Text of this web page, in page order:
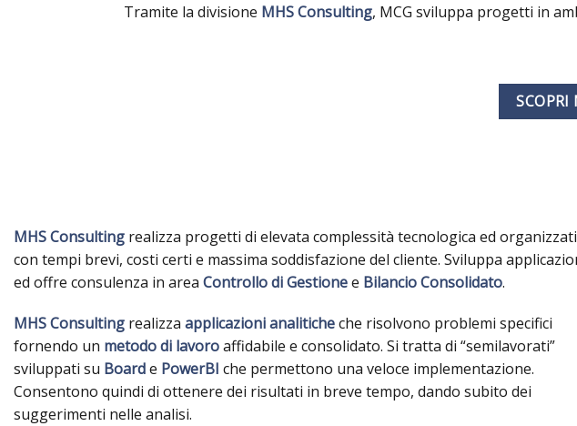
Tramite la divisione MHS Consulting, MCG sviluppa progetti in
SCOPRI
MHS Consulting realizza progetti di elevata complessità tecnologica ed
con tempi brevi, costi certi e massima soddisfazione del cliente. Sviluppa
ed offre consulenza in area Controllo di Gestionee Bilancio Consolidato.
MHS Consulting realizza applicazioni analiticheche risolvono problemi specifici
fornendo un metodo di lavoroaffidabile e consolidato. Si tratta di “semilavorati”
sviluppati su Boarde PowerBI che permettono una veloce implementazione.
Consentono quindi di ottenere dei risultati in breve tempo, dando subito dei
suggerimenti nelle analisi.